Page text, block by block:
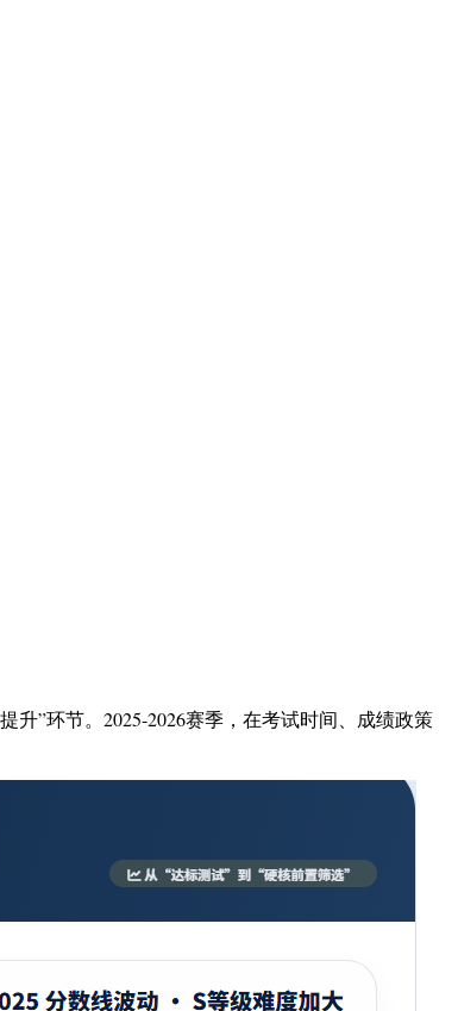
升”环节。2025-2026赛季，在考试时间、成绩政策